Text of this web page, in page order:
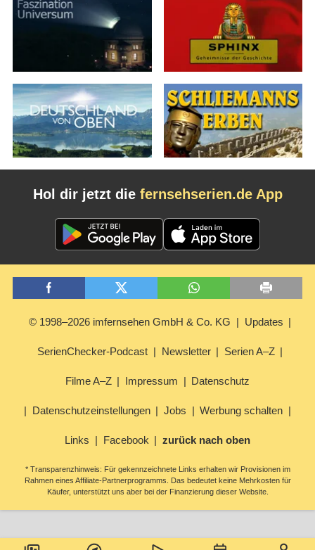
Hol dir jetzt die fernsehserien.de App
© 1998–2026 imfernsehen GmbH & Co. KG Updates
SerienChecker-Podcast Newsletter Serien A–Z
Filme A–Z Impressum Datenschutz
Datenschutzeinstellungen Jobs Werbung schalten
Links Facebook zurück nach oben
* Transparenzhinweis: Für gekennzeichnete Links erhalten wir Provisionen im
Rahmen eines Affiliate-Partnerprogramms. Das bedeutet keine Mehrkosten für
Käufer, unterstützt uns aber bei der Finanzierung dieser Website.